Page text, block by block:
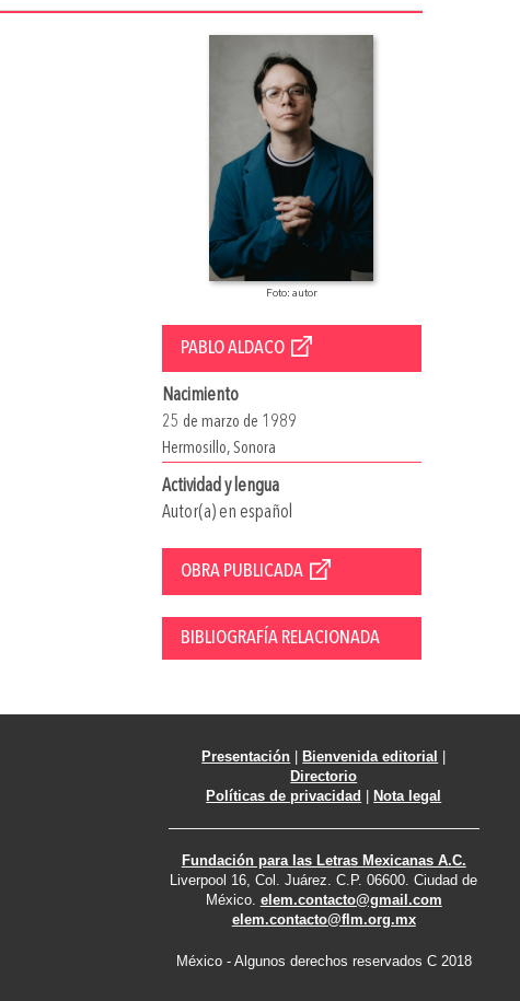
Foto: autor
PABLO ALDACO
Nacimiento
25 de marzo de 1989
Hermosillo, Sonora
Actividad y lengua
Autor(a) en español
OBRA PUBLICADA
BIBLIOGRAFÍA RELACIONADA
Presentación Bienvenida editorial
Directorio
Políticas de privacidad
Nota legal
Fundación para las Letras Mexicanas A.C.
Liverpool 16, Col. Juárez. C.P. 06600. Ciudad de
México. elem.contacto@gmail.com
elem.contacto@flm.org.mx
México - Algunos derechos reservados C 2018